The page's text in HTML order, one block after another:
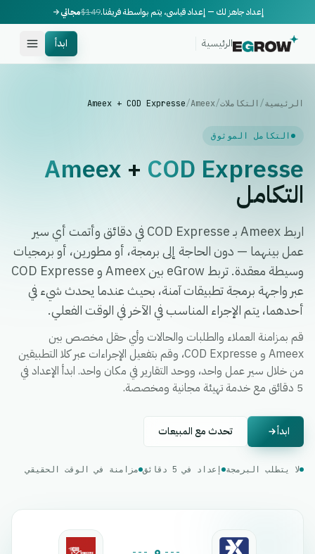
إعداد جاهز لك — إعداد قياسي، يتم بواسطة فريقنا.$149مجاني
الرئيسية ابدأ
الرئيسية/ التكاملات/
Ameex
/
Ameex + COD Expresse
التكامل الموثوق
Ameex + COD Expresse
التكامل
اربط Ameex بـ COD Expresse في دقائق وأتمت أي سير
عمل بينهما — دون الحاجة إلى برمجة، أو مطورين، أو برمجيات
وسيطة معقدة. تربط eGrow بين Ameex و COD Expresse
عبر واجهة برمجة تطبيقات آمنة، بحيث عندما يحدث شيء في
أحدهما، يتم الإجراء المناسب في الآخر في الوقت الفعلي.
قم بمزامنة العملاء والطلبات والحالات وأي حقل مخصص بين
Ameex و COD Expresse، وقم بتفعيل الإجراءات عبر كلا التطبيقين
من خلال سير عمل واحد، ووحد التقارير في مكان واحد. ابدأ الإعداد في
5 دقائق مع خدمة تهيئة مجانية ومخصصة.
ابدأ تحدث مع المبيعات
لا يتطلب البرمجة إعداد في 5 دقائق مزامنة في الوقت الحقيقي